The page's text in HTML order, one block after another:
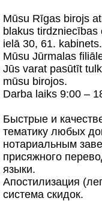
Mūsu Rīgas birojs
blakus tirdzniecības
ielā 30, 61. kabinets.
Mūsu Jūrmalas
Jūs varat pasūtīt
mūsu birojos.
Darba laiks 9:00 –
Быстрые и
тематику любых
нотариальным
присяжного
языки.
Апостилизация
система скидок.